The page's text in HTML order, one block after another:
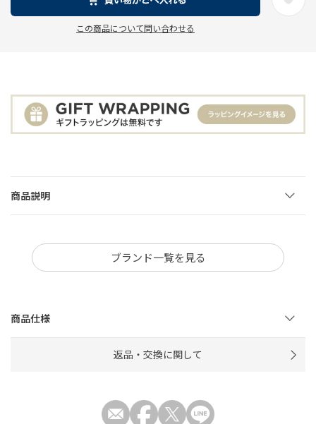
この商品について問い合わせる
商品説明
ブランド一覧を見る
商品仕様
返品・交換に関して